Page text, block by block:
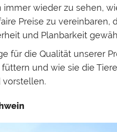
wieder zu sehen,
Preise zu vereinbaren,
und Planbarkeit
für die Qualität unserer
und wie sie die